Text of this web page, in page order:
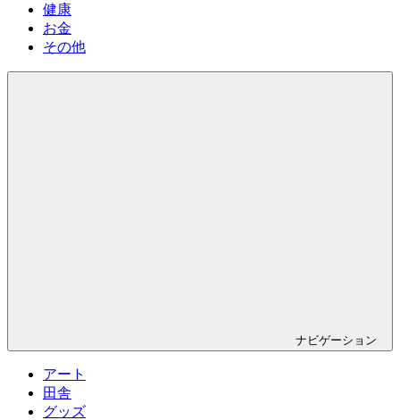
健康
お金
その他
ナビゲーション
アート
田舎
グッズ